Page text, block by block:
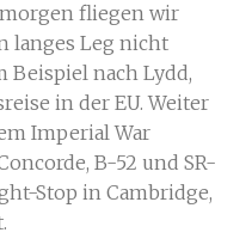
fliegen wir
langes Leg nicht
Beispiel nach Lydd,
in der EU. Weiter
Imperial War
B-52 und SR-
Stop in Cambridge,